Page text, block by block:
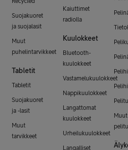
Suojakuoret
ja suojalasit
Muut
puhelintarvikkeet
Tabletit
Tabletit
Suojakuoret
ja -lasit
Muut
tarvikkeet
Kaiuttimet
radiolla
Kuulokkeet
Bluetooth-
kuulokkeet
Vastamelukuulokkeet
Nappikuulokkeet
Langattomat
kuulokkeet
Urheilukuulokkeet
Langalliset
Muut